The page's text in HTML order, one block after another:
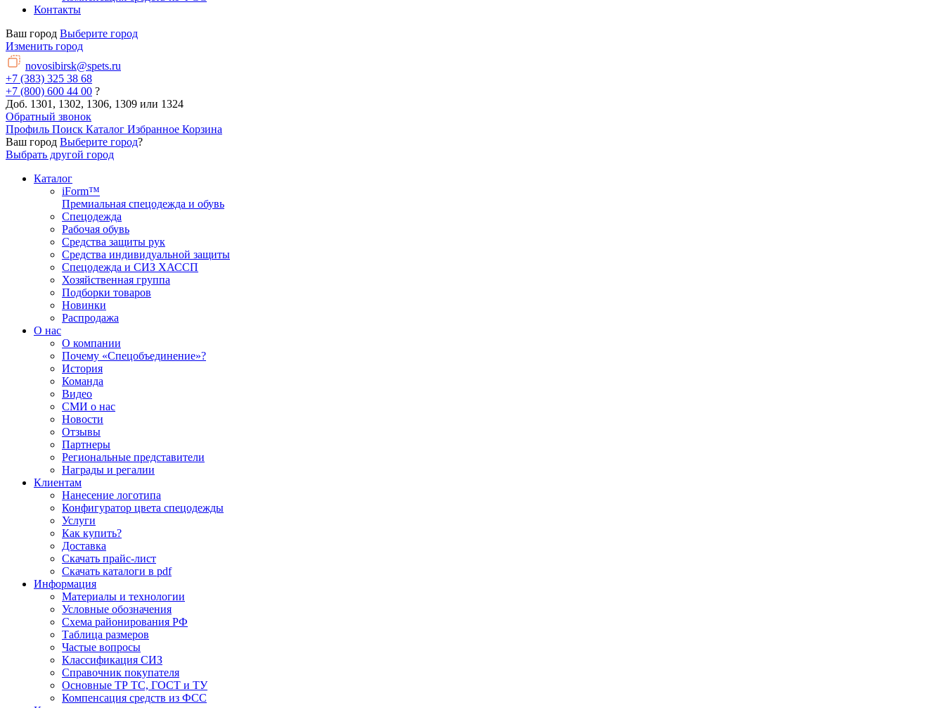
Контакты
Ваш город Выберите город
Изменить город
novosibirsk@spets.ru
+7 (383) 325 38 68
+7 (800) 600 44 00 ?
Доб. 1301, 1302, 1306, 1309 или 1324
Обратный звонок
Профиль Поиск Каталог Избранное Корзина
Ваш город Выберите город?
Выбрать другой город
Каталог
iForm™
Премиальная спецодежда и обувь
Спецодежда
Рабочая обувь
Средства защиты рук
Средства индивидуальной защиты
Спецодежда и СИЗ ХАССП
Хозяйственная группа
Подборки товаров
Новинки
Распродажа
О нас
О компании
Почему «Спецобъединение»?
История
Команда
Видео
СМИ о нас
Новости
Отзывы
Партнеры
Региональные представители
Награды и регалии
Клиентам
Нанесение логотипа
Конфигуратор цвета спецодежды
Услуги
Как купить?
Доставка
Скачать прайс-лист
Скачать каталоги в pdf
Информация
Материалы и технологии
Условные обозначения
Схема районирования РФ
Таблица размеров
Частые вопросы
Классификация СИЗ
Справочник покупателя
Основные ТР ТС, ГОСТ и ТУ
Компенсация средств из ФСС